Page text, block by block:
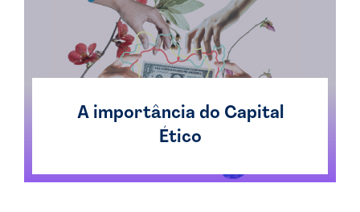
A importância do Capital
Ético